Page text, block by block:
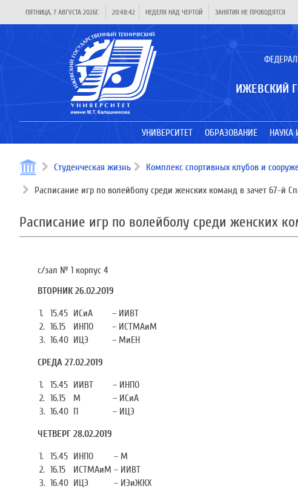
ПЯТНИЦА, 7 АВГУСТА 2026Г. 20:48:43 НЕДЕЛЯ НАД ЧЕРТОЙ ЗАНЯТИЯ НЕ ПРОВОДЯТСЯ
ИЖЕВСКИЙ
УНИВЕРСИТЕТ ОБРАЗОВАНИЕ НАУКА
Студенческая жизнь Комплекс спортивных клубов и
Расписание игр по волейболу среди женских команд в зачет 67-й
Расписание игр по волейболу среди женских
с/зал № 1 корпус 4
ВТОРНИК 26.02.2019
1. 15.45 ИСиА – ИИВТ
2. 16.15 ИНПО – ИСТМАиМ
3. 16.40 ИЦЭ – МиЕН
СРЕДА 27.02.2019
1. 15.45 ИИВТ – ИНПО
2. 16.15 М – ИСиА
3. 16.40 П – ИЦЭ
ЧЕТВЕРГ 28.02.2019
1. 15.45 ИНПО – М
2. 16.15 ИСТМАиМ – ИИВТ
3. 16.40 ИЦЭ – ИЭиЖКХ